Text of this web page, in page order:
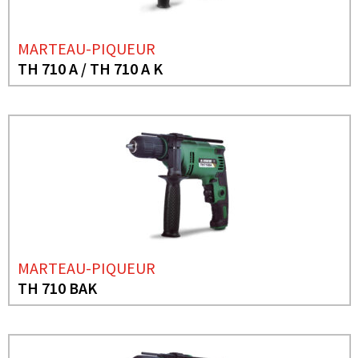
MARTEAU-PIQUEUR
TH 710 A / TH 710 A K
MARTEAU-PIQUEUR
TH 710 BAK